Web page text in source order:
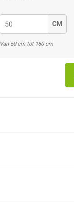
CM
Van 50 cm tot 160 cm